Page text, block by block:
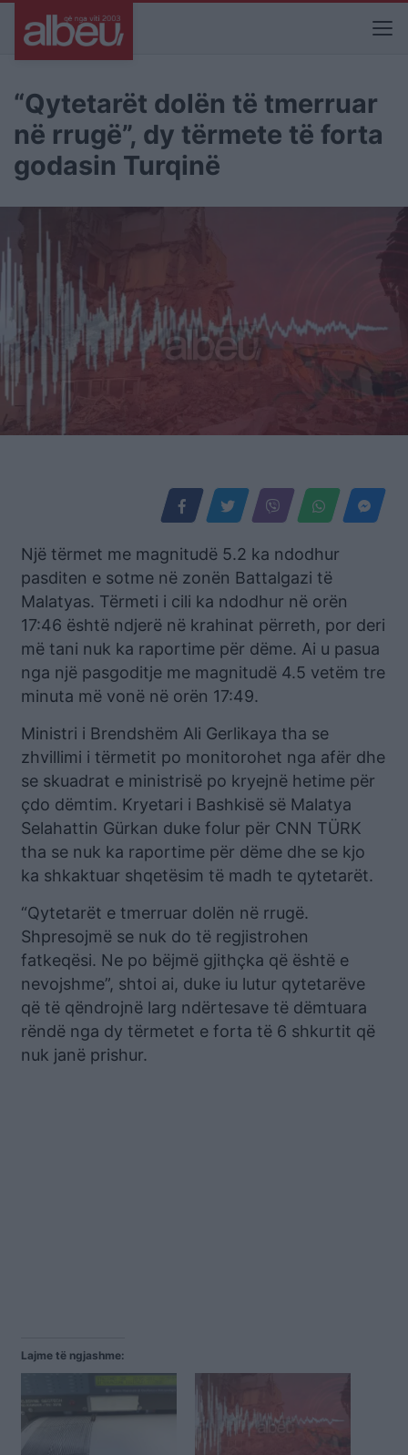
“Qytetarët dolën të tmerruar
në rrugë”, dy tërmete të forta
godasin Turqinë
Një tërmet me magnitudë 5.2 ka ndodhur
pasditen e sotme në zonën Battalgazi të
Malatyas. Tërmeti i cili ka ndodhur në orën
17:46 është ndjerë në krahinat përreth, por deri
më tani nuk ka raportime për dëme. Ai u pasua
nga një pasgoditje me magnitudë 4.5 vetëm tre
minuta më vonë në orën 17:49.
Ministri i Brendshëm Ali Gerlikaya tha se
zhvillimi i tërmetit po monitorohet nga afër dhe
se skuadrat e ministrisë po kryejnë hetime për
çdo dëmtim. Kryetari i Bashkisë së Malatya
Selahattin Gürkan duke folur për CNN TÜRK
tha se nuk ka raportime për dëme dhe se kjo
ka shkaktuar shqetësim të madh te qytetarët.
“Qytetarët e tmerruar dolën në rrugë.
Shpresojmë se nuk do të regjistrohen
fatkeqësi. Ne po bëjmë gjithçka që është e
nevojshme”, shtoi ai, duke iu lutur qytetarëve
që të qëndrojnë larg ndërtesave të dëmtuara
rëndë nga dy tërmetet e forta të 6 shkurtit që
nuk janë prishur.
Lajme të ngjashme: